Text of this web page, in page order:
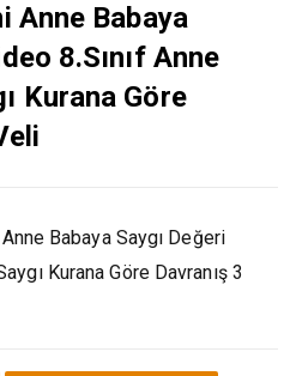
Anne Babaya
8.Sınıf Anne
Kurana Göre
Babaya Saygı Değeri
Kurana Göre Davranış 3